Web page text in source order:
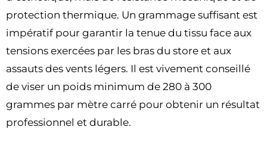
protection thermique. Un grammage suffisant est
impératif pour garantir la tenue du tissu face aux
tensions exercées par les bras du store et aux
assauts des vents légers. Il est vivement conseillé
de viser un poids minimum de 280 à 300
grammes par mètre carré pour obtenir un résultat
professionnel et durable.